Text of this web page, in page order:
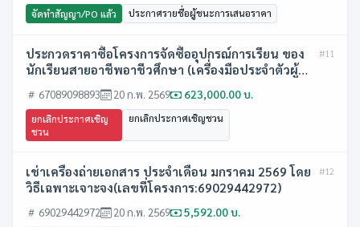
จัดทำสัญญา/PO แล้ว ประกาศรายชื่อผู้ชนะการเสนอราคา
ประกวดราคาซื้อโครงการจัดซื้ออุปกรณ์การเรียน ของ
นักเรียนสายอาชีพอาชีวศึกษา (เครื่องมือประจำตัวผู้
เรียน) ปีการศึกษา 2567 ด้วยวิธีประกวดราคา
อิเล็กทรอนิกส์ (e-bidding)(เลขที่
โครงการ:67089098893)
#11
67089098893 20 ก.พ. 2569 623,000.00 บ.
ยกเลิกประกาศเชิญ
ชวน
ยกเลิกประกาศเชิญชวน
เช่าเครื่องถ่ายเอกสาร ประจำเดือน มกราคม 2569 โดย
วิธีเฉพาะเจาะจง(เลขที่โครงการ:69029442972)
#12
69029442972 20 ก.พ. 2569 5,592.00 บ.